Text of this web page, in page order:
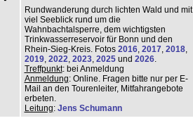
Rundwanderung durch lichten Wald und mit
viel Seeblick rund um die
Wahnbachtalsperre, dem wichtigsten
Trinkwasserreservoir für Bonn und den
Rhein-Sieg-Kreis. Fotos 2016, 2017, 2018,
2019, 2022, 2023, 2025und 2026.
Treffpunkt: bei Anmeldung
Anmeldung: Online. Fragen bitte nur per E-
Mail an den Tourenleiter, Mitfahrangebote
erbeten.
Leitung: Jens Schumann